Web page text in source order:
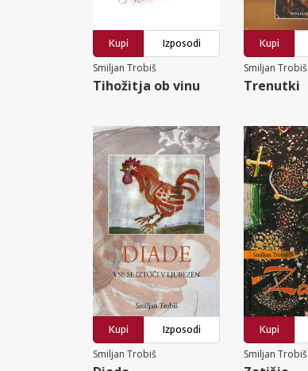
Kupi
Izposodi
Smiljan Trobiš
Tihožitja ob vinu
Kupi
Smiljan Trobiš
Trenutki
Kupi
Izposodi
Smiljan Trobiš
Kupi
Smiljan Trobiš